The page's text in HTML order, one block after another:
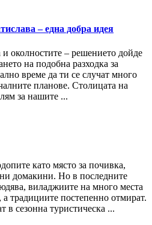
– една добра идея
околностите – решението дойде
на подобна разходка за
време да ти се случат много
планове. Столицата на
за нашите ...
като място за почивка,
домакини. Но в последните
виладжиите на много места
а традициите постепенно отмират.
в сезонна туристическа ...